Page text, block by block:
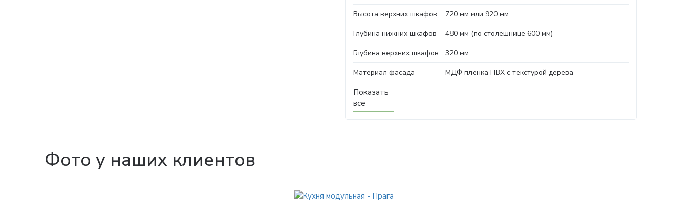
Высота верхних шкафов
720 мм или 920 мм
Глубина нижних шкафов
480 мм (по столешнице 600 мм)
Глубина верхних шкафов
320 мм
Материал фасада
МДФ пленка ПВХ с текстурой дерева
Показать
все
Фото у наших клиентов